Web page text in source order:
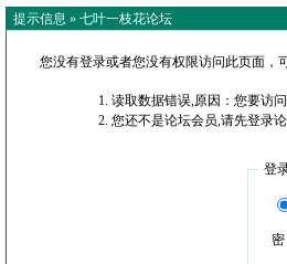
提示信息 » 七叶一枝花论坛
您没有登录或者您没有权限访问此页面，
读取数据错误,原因：您要访
您还不是论坛会员,请先登录
登